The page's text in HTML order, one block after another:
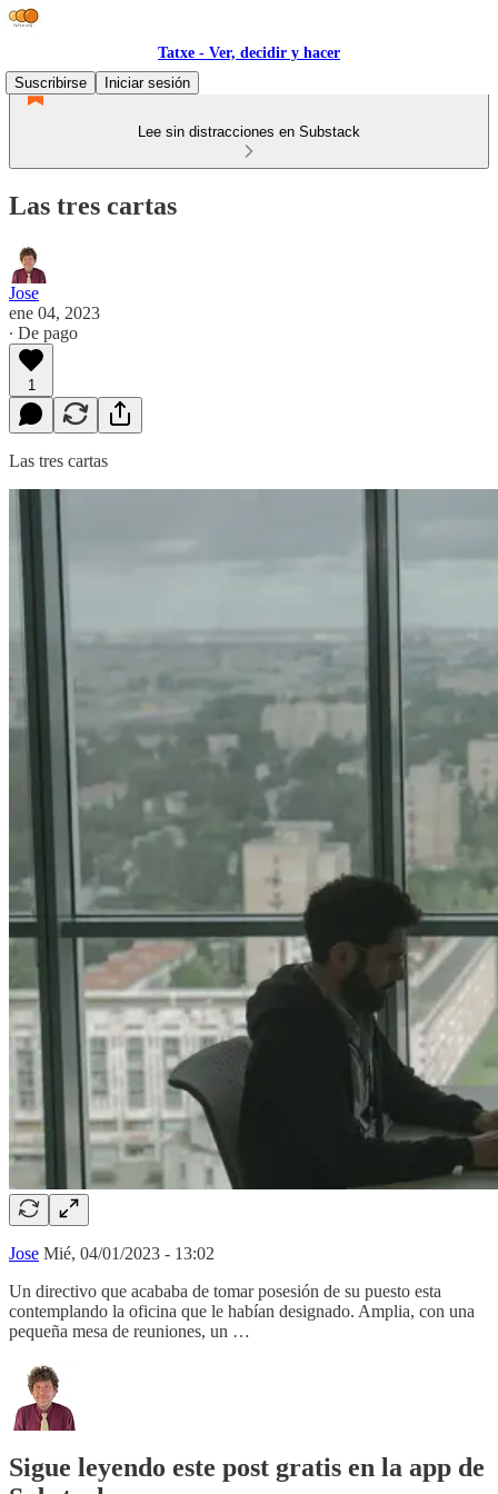
Tatxe - Ver, decidir y hacer
Suscribirse
Iniciar sesión
Lee sin distracciones en Substack
Las tres cartas
Jose
ene 04, 2023
∙ De pago
1
Las tres cartas
Jose Mié, 04/01/2023 - 13:02
Un directivo que acababa de tomar posesión de su puesto esta
contemplando la oficina que le habían designado. Amplia, con una
pequeña mesa de reuniones, un …
Sigue leyendo este post gratis en la app de